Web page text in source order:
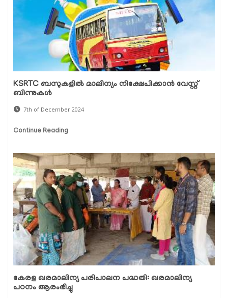
KSRTC ബസുകളിൽ മാലിന്യം നിക്ഷേപിക്കാൻ വേസ്റ്റ്
ബിന്നുകൾ
7th of December 2024
Continue Reading
കേരള ഖരമാലിന്യ പരിപാലന പദ്ധതി: ഖരമാലിന്യ
പഠനം ആരംഭിച്ചു